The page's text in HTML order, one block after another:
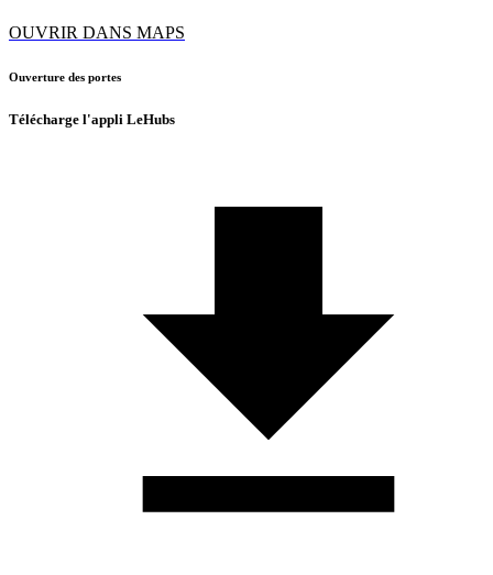
OUVRIR DANS MAPS
Ouverture des portes
Télécharge l'appli LeHubs